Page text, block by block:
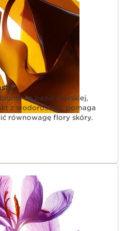
na bazie morskiej,
z wodorostów, pomaga
równowagę flory skóry.